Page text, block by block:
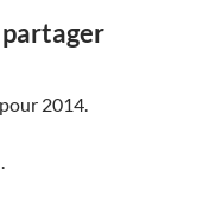
2014.